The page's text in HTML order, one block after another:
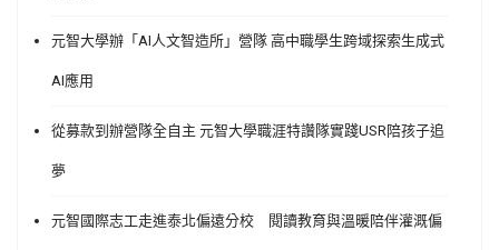
元智大學辦「AI人文智造所」營隊 高中職學生跨域探索生成式
AI應用
從募款到辦營隊全自主 元智大學職涯特讚隊實踐USR陪孩子追
夢
元智國際志工走進泰北偏遠分校 閱讀教育與溫暖陪伴灌溉偏